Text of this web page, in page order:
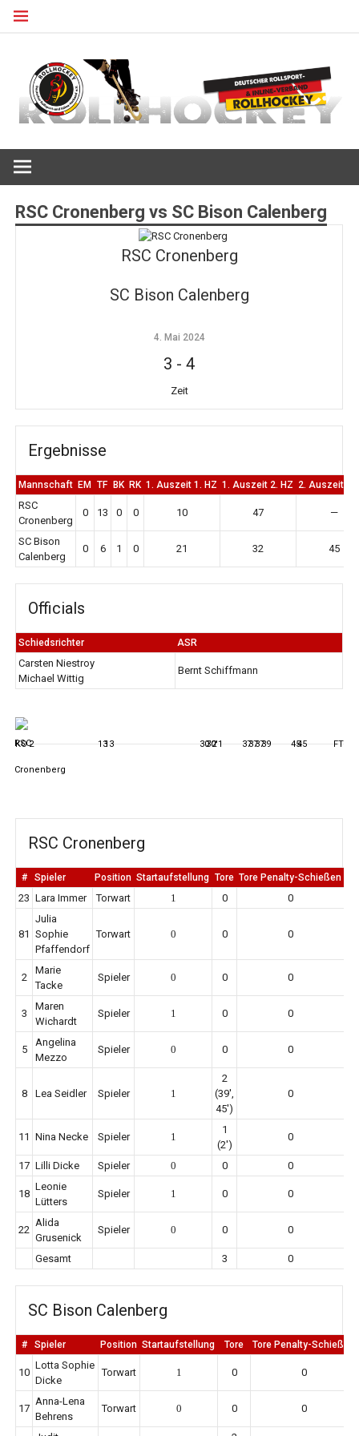
Zum
RSC Cronenberg vs SC Bison Calenberg
RSC Cronenberg
SC Bison Calenberg
4. Mai 2024
3 -4
Zeit
Ergebnisse
Mannschaft EM TF BK RK 1. Auszeit 1. HZ 1. Auszeit 2. HZ 2. Auszeit 2.
RSC
Cronenberg
0 13 0 0 10 47 —
SC Bison
Calenberg
0 6 1 0 21 32 45
Officials
Schiedsrichter ASR
Carsten Niestroy
Michael Wittig
Bernt Schiffmann
KO2 1313 30'2
30'1 37373739 4545 FT
RSC Cronenberg
# Spieler Position Startaufstellung Tore Tore Penalty-Schießen
23 Lara Immer Torwart 1 0 0
81
Julia
Sophie
Pfaffendorf
Torwart 0 0 0
2
Marie
Tacke
Spieler 0 0 0
3
Maren
Wichardt
Spieler 1 0 0
5
Angelina
Mezzo
Spieler 0 0 0
8 Lea Seidler Spieler 1
2
(39',
45')
0
11 Nina Necke Spieler 1
1
(2')
0
17 Lilli Dicke Spieler 0 0 0
18
Leonie
Lütters
Spieler 1 0 0
22
Alida
Grusenick
Spieler 0 0 0
Gesamt 3 0
SC Bison Calenberg
# Spieler Position Startaufstellung Tore Tore Penalty-Schießen
10
Lotta Sophie
Dicke
Torwart 1 0 0
17
Anna-Lena
Behrens
Torwart 0 0 0